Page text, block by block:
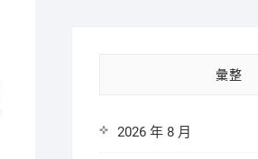
彙整
2026 年 8 月